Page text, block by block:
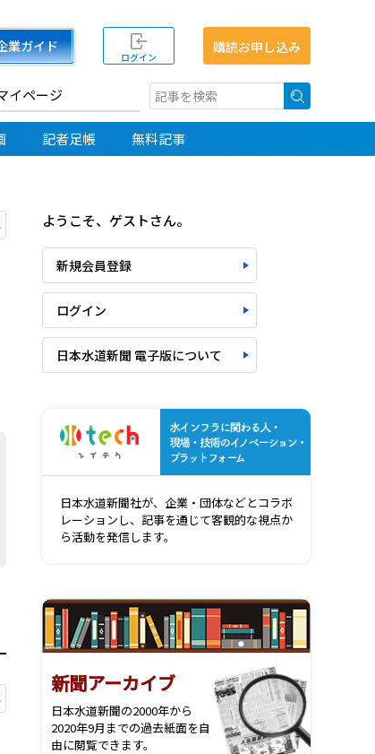
業ガイド
ログイン
購読お申し込み
イページ
記者足帳 無料記事
マイクリップに追加
マイクリップに追加
ようこそ、ゲストさん。
新規会員登録
ログイン
日本水道新聞 電子版について
日本水道新聞社が、企業・団体などとコラボ
レーションし、記事を通じて客観的な視点か
ら活動を発信します。
新聞アーカイブ
日本水道新聞の2000年から
2020年9月までの過去紙面を自
由に閲覧できます。